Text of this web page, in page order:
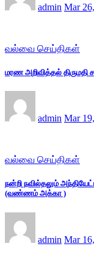
admin Mar
வல்வை செய்திகள்
மரண அறிவித்தல் திருமதி
admin Mar
வல்வை செய்திகள்
நன்றி நவில்தலும்
(வண்ணம் அக்கா )
admin Mar